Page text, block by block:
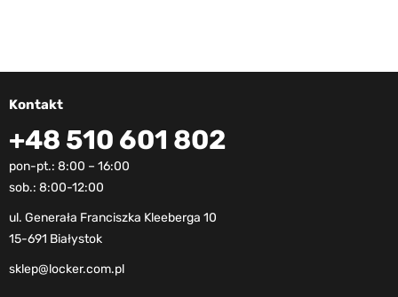
Kontakt
+48 510 601 802
pon-pt.: 8:00 – 16:00
sob.: 8:00-12:00
ul. Generała Franciszka Kleeberga 10
15-691 Białystok
sklep@locker.com.pl